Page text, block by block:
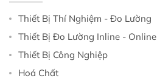
Thiết Bị Thí Nghiệm - Đo Lường
Thiết Bị Đo Lường Inline - Online
Thiết Bị Công Nghiệp
Hoá Chất